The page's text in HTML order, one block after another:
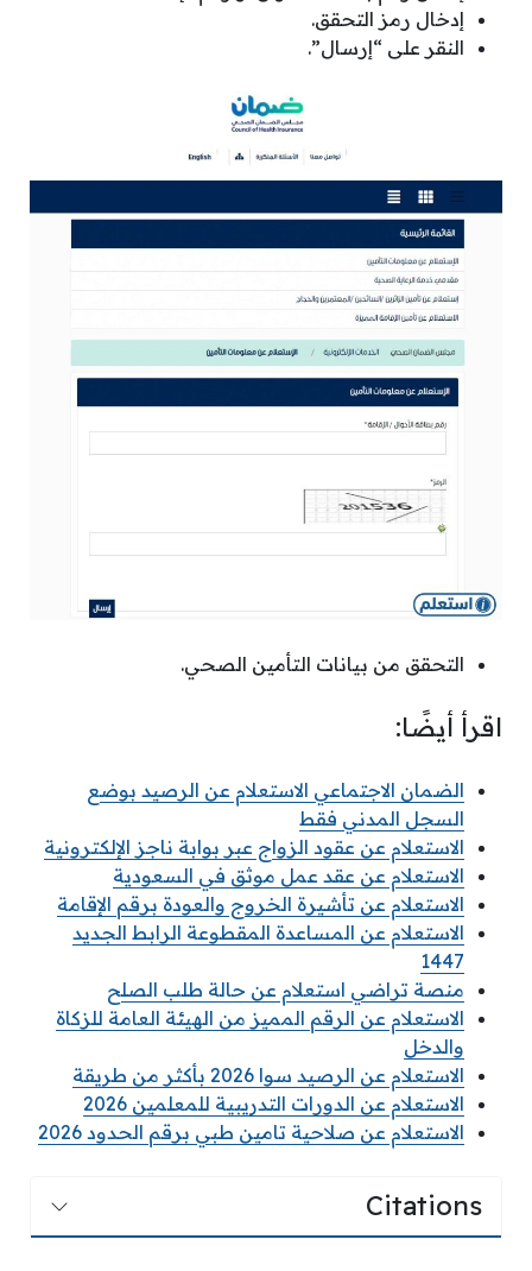
إدخال رمز التحقق.
النقر على “إرسال”.
التحقق من بيانات التأمين الصحي.
اقرأ أيضًا:
الضمان الاجتماعي الاستعلام عن الرصيد بوضع
السجل المدني فقط
الاستعلام عن عقود الزواج عبر بوابة ناجز الإلكترونية
الاستعلام عن عقد عمل موثق في السعودية
الاستعلام عن تأشيرة الخروج والعودة برقم الإقامة
الاستعلام عن المساعدة المقطوعة الرابط الجديد
1447
منصة تراضي استعلام عن حالة طلب الصلح
الاستعلام عن الرقم المميز من الهيئة العامة للزكاة
والدخل
الاستعلام عن الرصيد سوا 2026 بأكثر من طريقة
الاستعلام عن الدورات التدريبية للمعلمين 2026
الاستعلام عن صلاحية تامين طبي برقم الحدود 2026
Citations